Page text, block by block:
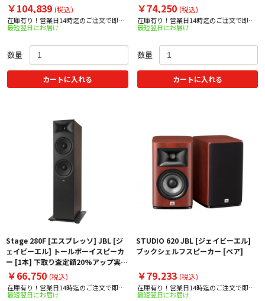
￥104,839 (税込)
在庫有り！営業日14時迄のご注文で即日
出荷！
最短翌日にお届け
数量
カートに入れる
￥74,250 (税込)
在庫有り！営業日14時迄のご注文で即日
出荷！
最短翌日にお届け
数量
カートに入れる
Stage 280F [エスプレッソ] JBL [ジ
ェイビーエル] トールボーイスピーカ
ー [1本] 下取り査定額20%アップ実施
中！
￥66,750 (税込)
在庫有り！営業日14時迄のご注文で即日
出荷！
最短翌日にお届け
STUDIO 620 JBL [ジェイビーエル]
ブックシェルフスピーカー [ペア]
￥79,233 (税込)
在庫有り！営業日14時迄のご注文で即日
出荷！
最短翌日にお届け